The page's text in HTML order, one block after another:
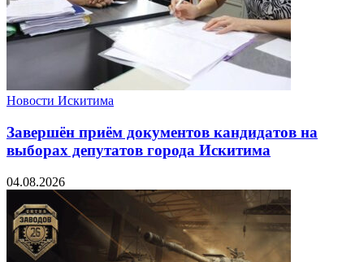
Новости Искитима
Завершён приём документов кандидатов на
выборах депутатов города Искитима
04.08.2026